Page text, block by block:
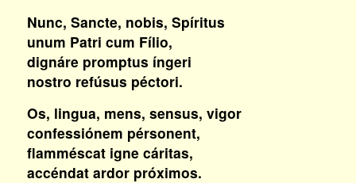
Nunc, Sancte, nobis, Spíritus
unum Patri cum Fílio,
dignáre promptus íngeri
nostro refúsus péctori.
Os, lingua, mens, sensus, vigor
confessiónem pérsonent,
flamméscat igne cáritas,
accéndat ardor próximos.